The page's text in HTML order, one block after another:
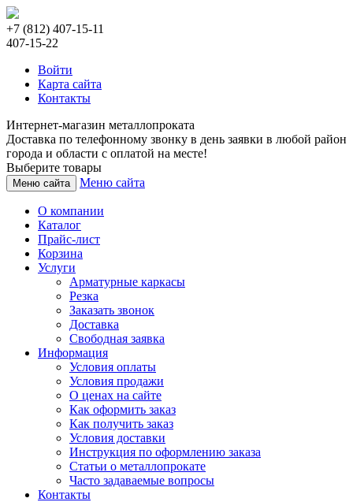
+7 (812) 407-15-11
407-15-22
Войти
Карта сайта
Контакты
Интернет-магазин металлопроката
Доставка по телефонному звонку в день заявки в любой район
города и области с оплатой на месте!
Выберите товары
Меню сайта Меню сайта
О компании
Каталог
Прайс-лист
Корзина
Услуги
Арматурные каркасы
Резка
Заказать звонок
Доставка
Свободная заявка
Информация
Условия оплаты
Условия продажи
О ценах на сайте
Как оформить заказ
Как получить заказ
Условия доставки
Инструкция по оформлению заказа
Статьи о металлопрокате
Часто задаваемые вопросы
Контакты